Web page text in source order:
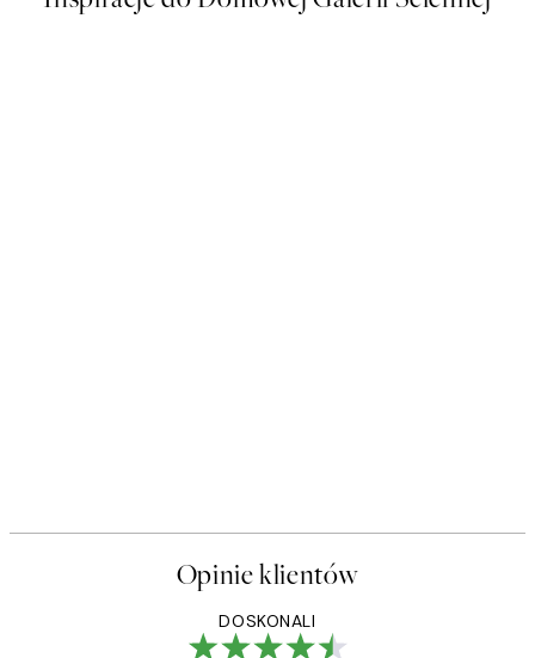
Opinie klientów
DOSKONALI